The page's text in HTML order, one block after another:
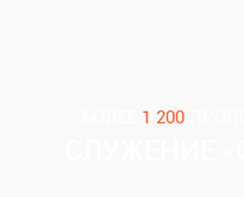
1 200